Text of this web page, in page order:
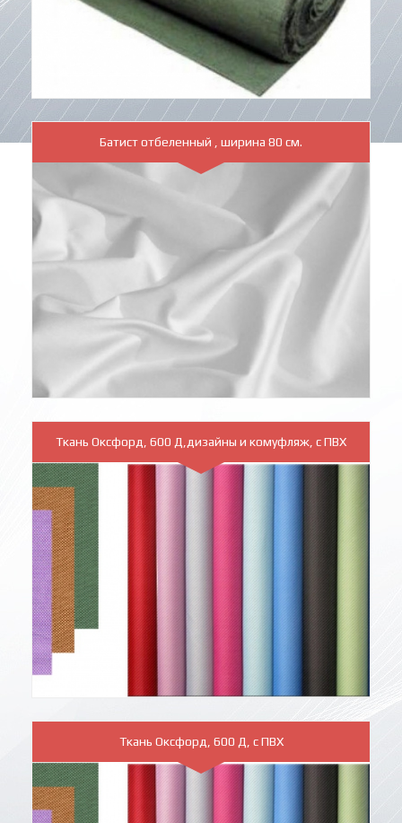
Батист отбеленный , ширина 80 см.
Ткань Оксфорд, 600 Д,дизайны и комуфляж, с ПВХ
Ткань Оксфорд, 600 Д, с ПВХ